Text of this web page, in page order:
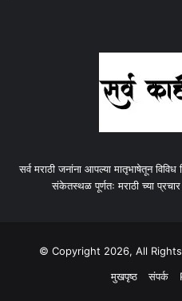
सर्व मराठी जनांना आपल्या मातृभाषेतून विविध
संकेतस्थळ पूर्णतः मराठी च्या
© Copyright 2026, All
मुखपृष्ठ
संपर्क